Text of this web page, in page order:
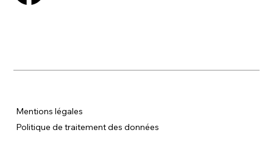
Mentions légales
Politique de traitement des données